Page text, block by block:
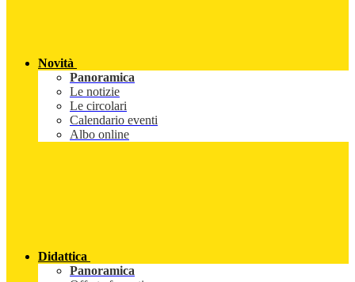
Novità
Panoramica
Le notizie
Le circolari
Calendario eventi
Albo online
Didattica
Panoramica